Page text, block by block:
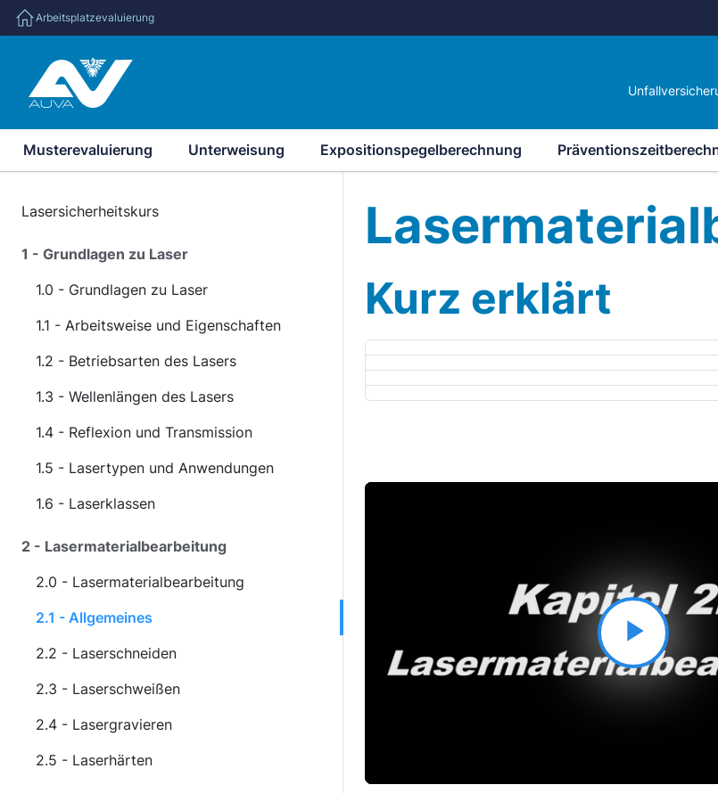
Arbeitsplatzevaluierung
Musterevaluierung Unterweisung Expositionspegelberechnung
Lasersicherheitskurs
1 - Grundlagen zu Laser
1.0 - Grundlagen zu Laser
1.1 - Arbeitsweise und Eigenschaften
1.2 - Betriebsarten des Lasers
1.3 - Wellenlängen des Lasers
1.4 - Reflexion und Transmission
1.5 - Lasertypen und Anwendungen
1.6 - Laserklassen
2 - Lasermaterialbearbeitung
2.0 - Lasermaterialbearbeitung
2.1 - Allgemeines
2.2 - Laserschneiden
2.3 - Laserschweißen
2.4 - Lasergravieren
2.5 - Laserhärten
Kurz erklärt